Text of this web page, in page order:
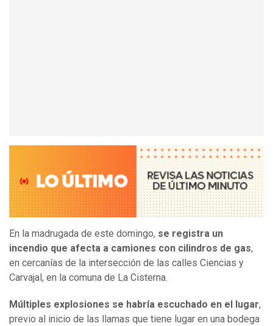
En la madrugada de este domingo, se registra un
incendio que afecta a camiones con cilindros de gas,
en cercanías de la intersección de las calles Ciencias y
Carvajal, en la comuna de La Cisterna.
Múltiples explosiones se habría escuchado en el lugar,
previo al inicio de las llamas que tiene lugar en una bodega